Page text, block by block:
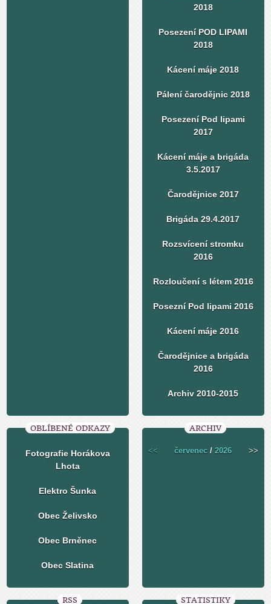
2018
Posezení POD LIPAMI
2018
Kácení máje 2018
Pálení čarodějnic 2018
Posezení Pod lipami
2017
Kácení máje a brigáda
3.5.2017
Čarodějnice 2017
Brigáda 29.4.2017
Rozsvícení stromku
2016
Rozloučení s létem 2016
Posezní Pod lipami 2016
Kácení máje 2016
Čarodějnice a brigáda
2016
Archiv 2010-2015
OBLÍBENÉ ODKAZY
Fotografie Horákova
Lhota
Elektro Šunka
Obec Želivsko
Obec Brněnec
Obec Slatina
ARCHIV
<< červenec /2026 >>
RSS STATISTIKY